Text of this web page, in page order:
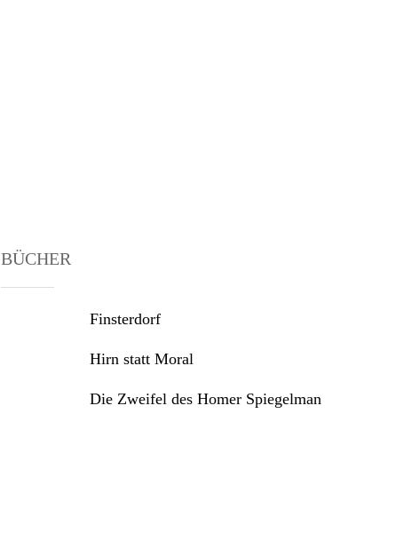
BÜCHER
Finsterdorf
Hirn statt Moral
Die Zweifel des Homer Spiegelman